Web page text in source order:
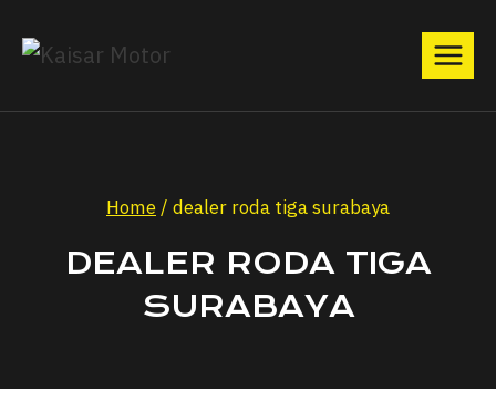
Home/ dealer roda tiga surabaya
DEALER RODA TIGA
SURABAYA